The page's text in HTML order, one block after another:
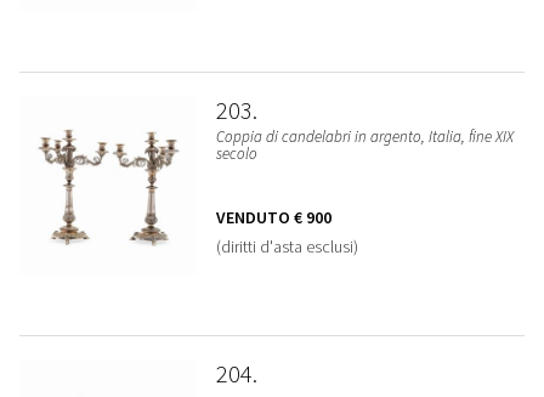
203
Coppia di candelabri in argento, Italia, fine XIX
secolo
VENDUTO € 900
(diritti d'asta esclusi)
204